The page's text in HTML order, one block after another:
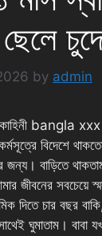
by admin
কাহিনী bangla
বিদেশে
বাড়িতে
জীবনের সবচেয়ে
দিতে চার বছর
ঘুমাতাম। বাবা